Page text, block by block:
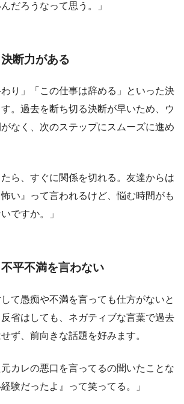
だろうなって思う。」
断力がある
わり」「この仕事は辞める」といった決
。過去を断ち切る決断が早いため、ウ
なく、次のステップにスムーズに進め
たら、すぐに関係を切れる。友達からは
怖い』って言われるけど、悩む時間がも
ですか。」
平不満を言わない
て愚痴や不満を言っても仕方がないと
省はしても、ネガティブな言葉で過去
ず、前向きな話題を好みます。
元カレの悪口を言ってるの聞いたことな
験だったよ』って笑ってる。」